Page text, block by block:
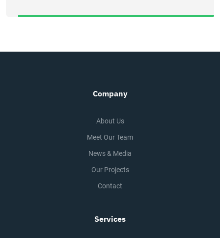
Company
About Us
Meet Our Team
News & Media
Our Projects
Contact
Services